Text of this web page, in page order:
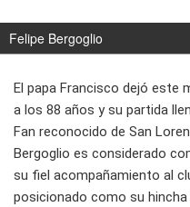
Felipe Bergoglio
El papa Francisco dejó este
a los 88 años y su partida
Fan reconocido de San
Bergoglio es considerado
su fiel acompañamiento al
posicionado como su